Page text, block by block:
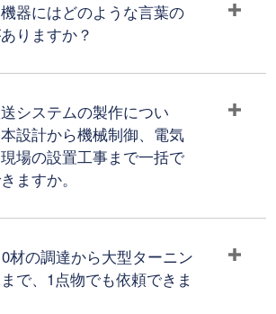
器にはどのような言葉の
りますか？
システムの製作につい
設計から機械制御、電気
場の設置工事まで一括で
ますか。
材の調達から大型ターニン
で、1点物でも依頼できま